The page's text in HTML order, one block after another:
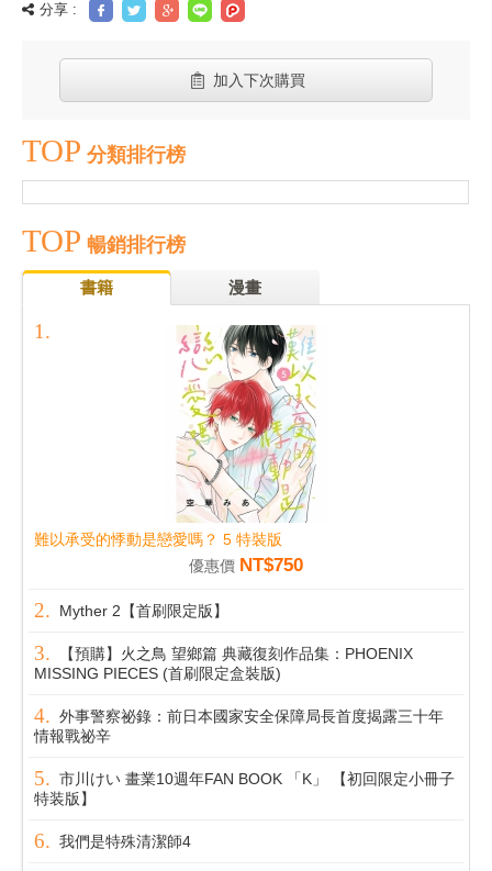
分享 :
加入下次購買
TOP 分類排行榜
TOP 暢銷排行榜
書籍 漫畫
難以承受的悸動是戀愛嗎？ 5 特裝版
優惠價 NT$750
Myther 2【首刷限定版】
【預購】火之鳥 望鄉篇 典藏復刻作品集：PHOENIX
MISSING PIECES (首刷限定盒裝版)
外事警察祕錄：前日本國家安全保障局長首度揭露三十年
情報戰祕辛
市川けい 畫業10週年FAN BOOK 「K」 【初回限定小冊子
特装版】
我們是特殊清潔師4